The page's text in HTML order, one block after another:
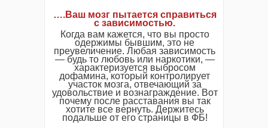
….Ваш мозг пытается справиться
с зависимостью.
Когда вам кажется, что вы просто
одержимы бывшим, это не
преувеличение. Любая зависимость
— будь то любовь или наркотики, —
характеризуется выбросом
дофамина, который контролирует
участок мозга, отвечающий за
удовольствие и вознаграждение. Вот
почему после расставания вы так
хотите все вернуть. Держитесь
подальше от его страницы в ФБ!